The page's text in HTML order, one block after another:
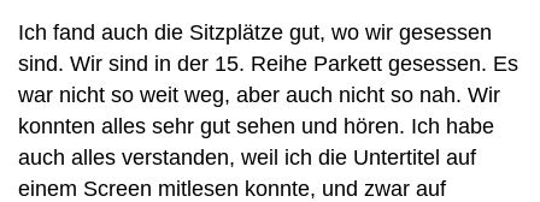
Ich fand auch die Sitzplätze gut, wo wir gesessen
sind. Wir sind in der 15. Reihe Parkett gesessen. Es
war nicht so weit weg, aber auch nicht so nah. Wir
konnten alles sehr gut sehen und hören. Ich habe
auch alles verstanden, weil ich die Untertitel auf
einem Screen mitlesen konnte, und zwar auf